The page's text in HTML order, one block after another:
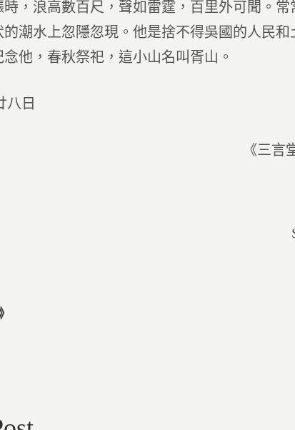
，浪高數百尺，聲如雷霆，百里外可聞。
潮水上忽隱忽現。他是捨不得吳國的人民
他，春秋祭祀，這小山名叫胥山。
八日
《三言